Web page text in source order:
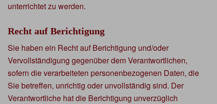
unterrichtet zu werden.
Recht auf Berichtigung
Sie haben ein Recht auf Berichtigung und/oder
Vervollständigung gegenüber dem Verantwortlichen,
sofern die verarbeiteten personenbezogenen Daten, die
Sie betreffen, unrichtig oder unvollständig sind. Der
Verantwortliche hat die Berichtigung unverzüglich